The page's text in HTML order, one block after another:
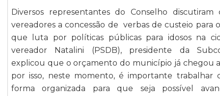
Diversos representantes do Conselho discutiram
vereadores a concessão de verbas de custeio para
que luta por políticas públicas para idosos na
vereador Natalini (PSDB), presidente da
explicou que o orçamento do município já chegou a
por isso, neste momento, é importante trabalhar
forma organizada para que seja possível